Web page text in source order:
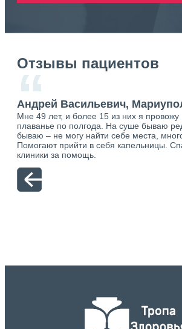
Отзывы пациентов
“
Андрей Васильевич,
Мне 49 лет, и более 15 из них я провожу
плаванье по полгода. На суше бываю
бываю – не могу найти себе места,
Помогают прийти в себя капельницы.
клиники за помощь.